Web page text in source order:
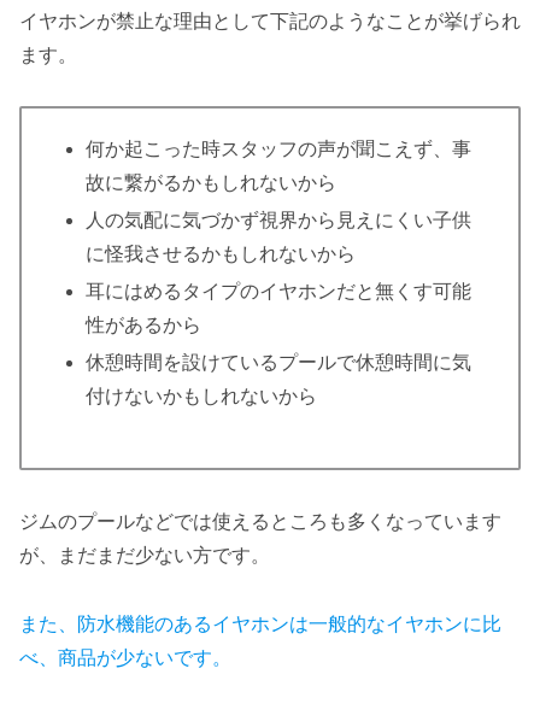
イヤホンが禁止な理由として下記のようなことが挙げられ
ます。
何か起こった時スタッフの声が聞こえず、事
故に繋がるかもしれないから
人の気配に気づかず視界から見えにくい子供
に怪我させるかもしれないから
耳にはめるタイプのイヤホンだと無くす可能
性があるから
休憩時間を設けているプールで休憩時間に気
付けないかもしれないから
ジムのプールなどでは使えるところも多くなっています
が、まだまだ少ない方です。
また、防水機能のあるイヤホンは一般的なイヤホンに比
べ、商品が少ないです。